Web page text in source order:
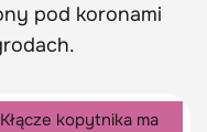
pod koronami
kopytnika ma